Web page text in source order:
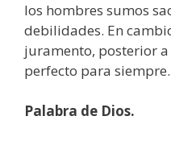
los hombres sumos
debilidades. En
juramento, posterior
perfecto para siempre.
Palabra de Dios.